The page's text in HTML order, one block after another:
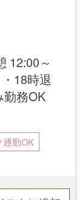
12:00～
18時退
勤務OK
勤OK